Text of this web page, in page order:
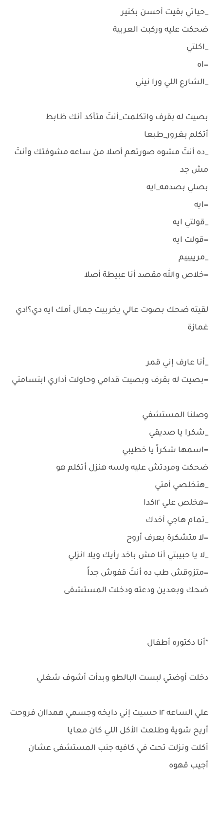
_حياتي بقيت أحسن بكتير
ضحكت عليه وركبت العربية
_اكلتي
=اه
_الشارع اللي ورا نيني
بصيت له بقرف واتكلمت_أنتَ متأكد أنك ظابط
أتكلم بغرور_طبعا
_ده أنتَ مشوه صورتهم أصلا من ساعه مشوفتك وأنتَ
مش جد
بصلي بصدمه_ايه
=ايه
_قولتي ايه
=قولت ايه
_مرييييم
=خلاص والله مقصد أنا عبيطة أصلا
لقيته ضحك بصوت عالي يخربيت جمال أمك ايه دي؟!دي
غمازة
_أنا عارف إني قمر
=بصيت له بقرف وبصيت قدامي وحاولت أداري ابتسامتي
وصلنا المستشفي
_شكرا يا صديقي
=اسمها شكراً يا خطيبي
ضحكت ومردتش عليه ولسه هنزل أتكلم هو
_هتخلصي أمتي
=هخلص علي ١٢كدا
_تمام هاجي أخدك
=لا متشكرة بعرف أروح
_لا يا حبيبتي أنا مش باخد رأيك ويلا انزلي
=متزوقش طب ده أنتَ قفوش جداً
ضحك وبعدين ودعته ودخلت المستشفى
*أنا دكتوره أطفال
دخلت أوضتي لبست البالطو وبدأت أشوف شغلي
علي الساعه ١٢ حسيت إني دايخه وجسمي همداان فروحت
أريح شوية وطلعت الأكل اللي كان معايا
أكلت ونزلت تحت في كافيه جنب المستشفى عشان
أجيب قهوه